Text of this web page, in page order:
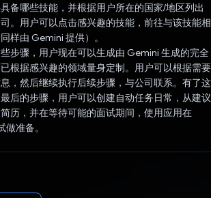
备哪些技能，并根据用户所在的国家/地区列出
。用户可以点击感兴趣的技能，前往与该技能相
样由 Gemini 提供）。
步骤，用户现在可以生成由 Gemini 生成的完全
根据感兴趣的领域量身定制。用户可以根据需要
，然后继续执行后续步骤，与公司联系。有了这
后的步骤，用户可以创建自动任务日常，从建议
历，并在等待可能的面试期间，使用应用在
准备。